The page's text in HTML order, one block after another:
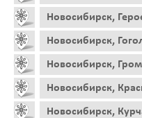
Новосибирск,
Новосибирск,
Новосибирск,
Новосибирск,
Новосибирск,